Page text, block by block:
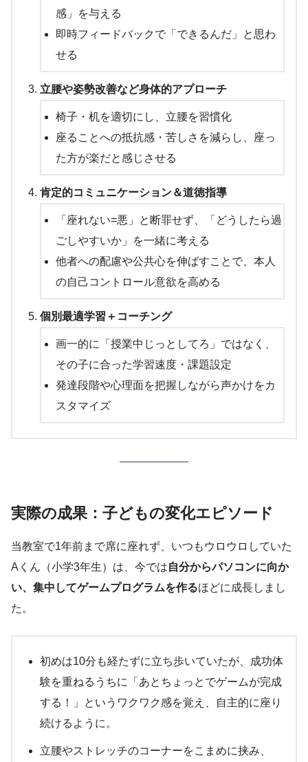
感」を与える
即時フィードバックで「できるんだ」と思わ
せる
立腰や姿勢改善など身体的アプローチ
椅子・机を適切にし、立腰を習慣化
座ることへの抵抗感・苦しさを減らし、座っ
た方が楽だと感じさせる
肯定的コミュニケーション＆道徳指導
「座れない=悪」と断罪せず、「どうしたら過
ごしやすいか」を一緒に考える
他者への配慮や公共心を伸ばすことで、本人
の自己コントロール意欲を高める
個別最適学習＋コーチング
画一的に「授業中じっとしてろ」ではなく、
その子に合った学習速度・課題設定
発達段階や心理面を把握しながら声かけをカ
スタマイズ
実際の成果：子どもの変化エピソード
当教室で1年前まで席に座れず、いつもウロウロしていた
Aくん（小学3年生）は、今では自分からパソコンに向か
い、集中してゲームプログラムを作るほどに成長しまし
た。
初めは10分も経たずに立ち歩いていたが、成功体
験を重ねるうちに「あとちょっとでゲームが完成
する！」というワクワク感を覚え、自主的に座り
続けるように。
立腰やストレッチのコーナーをこまめに挟み、